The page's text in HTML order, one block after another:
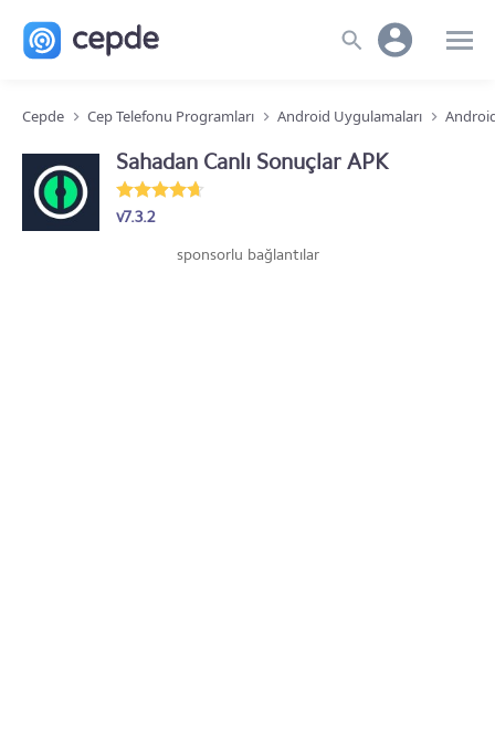
Cepde Cep Telefonu Programları Android Uygulamaları
Sahadan Canlı Sonuçlar APK
v7.3.2
sponsorlu bağlantılar